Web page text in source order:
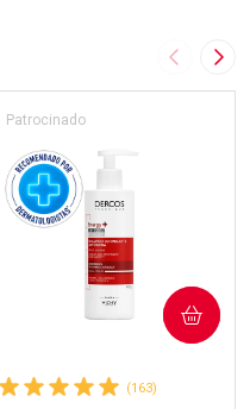
Imagem
(163)
Patrocinado
COMPRAR